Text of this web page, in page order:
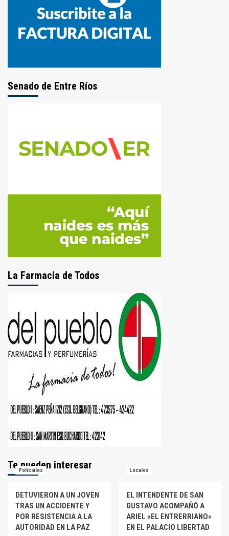
Senado de Entre Ríos
La Farmacia de Todos
Te pueden interesar
Policiales
DETUVIERON A UN JOVEN
TRAS UN ACCIDENTE Y
POR RESISTENCIA A LA
AUTORIDAD EN LA PAZ
Locales
EL INTENDENTE DE SAN
GUSTAVO ACOMPAÑÓ A
ARIEL «EL ENTRERRIANO»
EN EL PALACIO LIBERTAD